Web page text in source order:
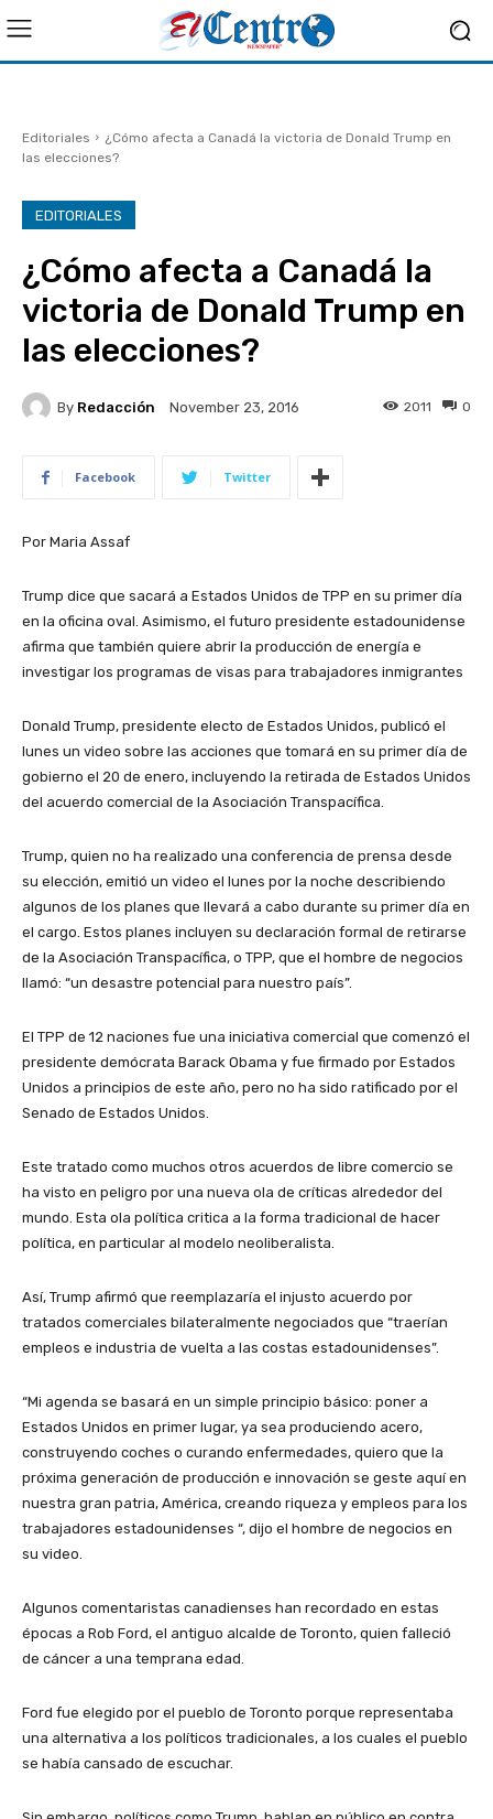
Editoriales
¿Cómo afecta a Canadá la victoria de Donald Trump en
las elecciones?
EDITORIALES
¿Cómo afecta a Canadá la
victoria de Donald Trump en
las elecciones?
By Redacción November 23, 2016 0
2011
Facebook Twitter
Por Maria Assaf
Trump dice que sacará a Estados Unidos de TPP en su primer día
en la oficina oval. Asimismo, el futuro presidente estadounidense
afirma que también quiere abrir la producción de energía e
investigar los programas de visas para trabajadores inmigrantes
Donald Trump, presidente electo de Estados Unidos, publicó el
lunes un video sobre las acciones que tomará en su primer día de
gobierno el 20 de enero, incluyendo la retirada de Estados Unidos
del acuerdo comercial de la Asociación Transpacífica.
Trump, quien no ha realizado una conferencia de prensa desde
su elección, emitió un video el lunes por la noche describiendo
algunos de los planes que llevará a cabo durante su primer día en
el cargo. Estos planes incluyen su declaración formal de retirarse
de la Asociación Transpacífica, o TPP, que el hombre de negocios
llamó: “un desastre potencial para nuestro país”.
El TPP de 12 naciones fue una iniciativa comercial que comenzó el
presidente demócrata Barack Obama y fue firmado por Estados
Unidos a principios de este año, pero no ha sido ratificado por el
Senado de Estados Unidos.
Este tratado como muchos otros acuerdos de libre comercio se
ha visto en peligro por una nueva ola de críticas alrededor del
mundo. Esta ola política critica a la forma tradicional de hacer
política, en particular al modelo neoliberalista.
Así, Trump afirmó que reemplazaría el injusto acuerdo por
tratados comerciales bilateralmente negociados que “traerían
empleos e industria de vuelta a las costas estadounidenses”.
“Mi agenda se basará en un simple principio básico: poner a
Estados Unidos en primer lugar, ya sea produciendo acero,
construyendo coches o curando enfermedades, quiero que la
próxima generación de producción e innovación se geste aquí en
nuestra gran patria, América, creando riqueza y empleos para los
trabajadores estadounidenses “, dijo el hombre de negocios en
su video.
Algunos comentaristas canadienses han recordado en estas
épocas a Rob Ford, el antiguo alcalde de Toronto, quien falleció
de cáncer a una temprana edad.
Ford fue elegido por el pueblo de Toronto porque representaba
una alternativa a los políticos tradicionales, a los cuales el pueblo
se había cansado de escuchar.